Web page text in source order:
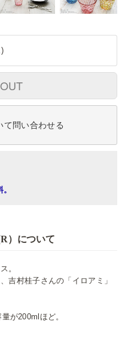
て問い合わせる
）について
。
吉村桂子さんの「イロアミ」
が200mlほど。